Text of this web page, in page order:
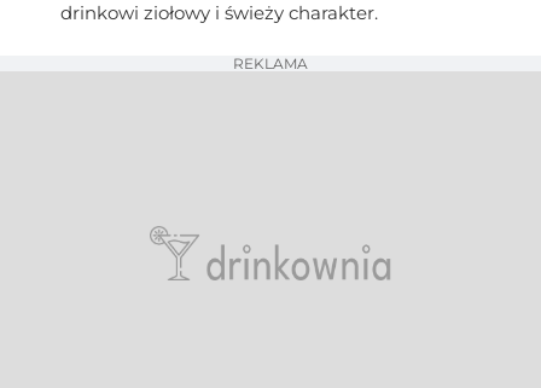
drinkowi ziołowy i świeży charakter.
REKLAMA